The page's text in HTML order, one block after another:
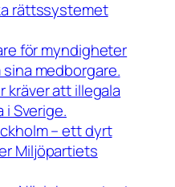
rättssystemet
för myndigheter
medborgare.
kräver att illegala
i Sverige.
– ett dyrt
Miljöpartiets